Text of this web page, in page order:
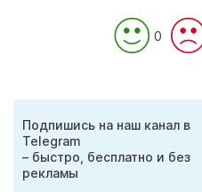
0
Подпишись на наш канал в
Telegram
– быстро, бесплатно и без
рекламы